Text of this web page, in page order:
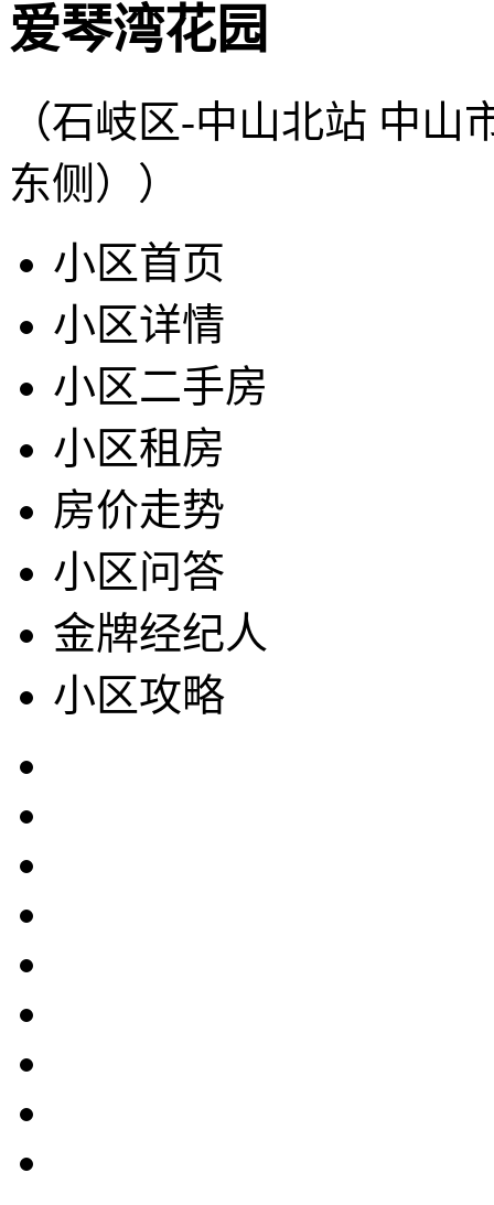
爱琴湾花园
（石岐区-中山北站 中
东侧））
小区首页
小区详情
小区二手房
小区租房
房价走势
小区问答
金牌经纪人
小区攻略